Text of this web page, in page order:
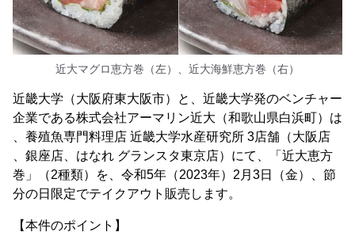
近大マグロ恵方巻（左）、近大海鮮恵方巻（右）
近畿大学（大阪府東大阪市）と、近畿大学発のベンチャー
企業である株式会社アーマリン近大（和歌山県白浜町）は
、養殖魚専門料理店 近畿大学水産研究所 3店舗（大阪店
、銀座店、はなれ グランスタ東京店）にて、「近大恵方
巻」（2種類）を、令和5年（2023年）2月3日（金）、節
分の日限定でテイクアウト販売します。
【本件のポイント】